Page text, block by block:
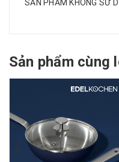
SẢN PHẨM KHÔNG SỬ
Sản phẩm cùng